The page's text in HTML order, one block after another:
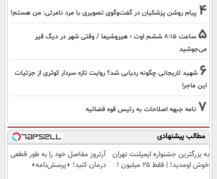
4 پیام روشن پزشکیان در گفت‌و‌گوی تصویری با مرد نامرئی: من هستم!
5
ساعت ۸:۱۵ ششم اوت ؛ هیروشیما / وقتی شهر در دیگ قیر
می‌جوشید
6 شهید لاریجانی چگونه ردیابی شد؟ روایت تازه سردار کوثری از جزئیات
این ماجرا
7 نامه جبهه اصلاحات به رئیس قوه قضائیه
مطالب پیشنهادی
به بزرگترین جشنواره ایمپلنت تهران
خوش اومدید! | فقط ۲۵ میلیون !
آرتروز مفاصل خود را به طور قطعی
درمان کنید! ◗پرسش‌نامه◖